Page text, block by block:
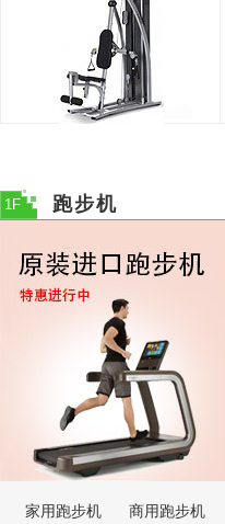
1F 跑步机
家用跑步机
商用跑步机